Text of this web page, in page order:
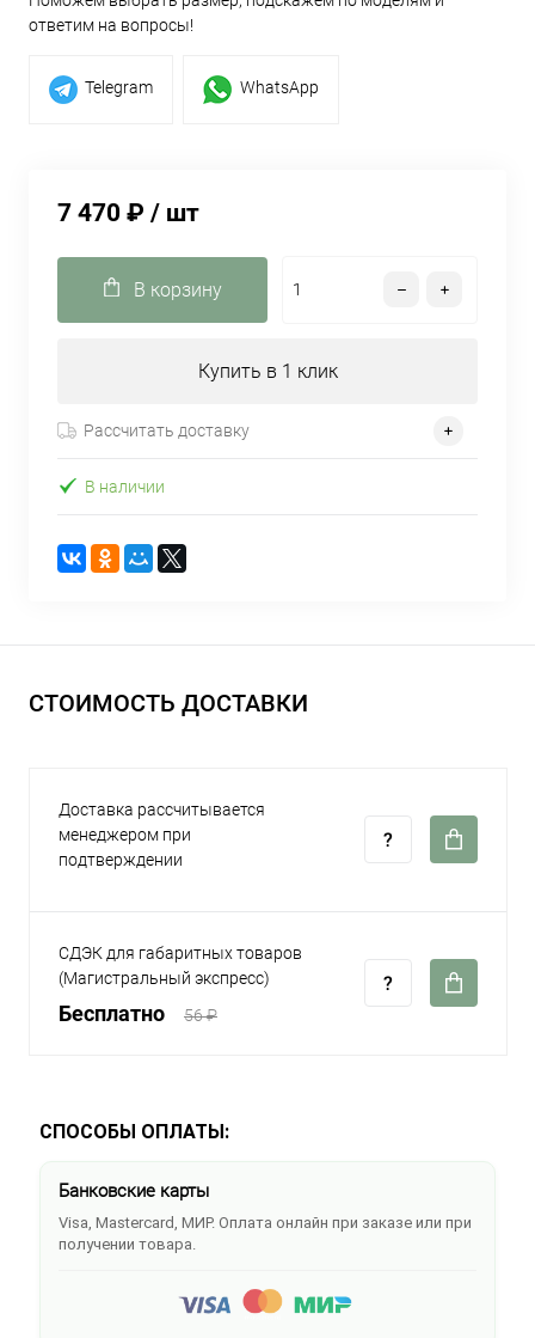
ответим на вопросы!
Telegram WhatsApp
7 470 ₽ / шт
В корзину
Купить в 1 клик
Рассчитать доставку
В наличии
СТОИМОСТЬ ДОСТАВКИ
Доставка рассчитывается
менеджером при
подтверждении
СДЭК для габаритных товаров
(Магистральный экспресс)
Бесплатно 56 ₽
СПОСОБЫ ОПЛАТЫ:
Банковские карты
Visa, Mastercard, МИР. Оплата онлайн при заказе или при
получении товара.